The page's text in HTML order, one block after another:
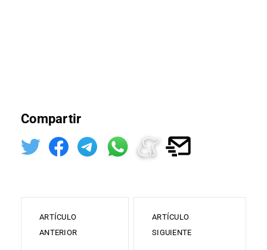
Compartir
ARTÍCULO
ANTERIOR
ARTÍCULO
SIGUIENTE